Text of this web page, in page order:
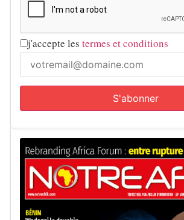
j'accepte les termes et conditions